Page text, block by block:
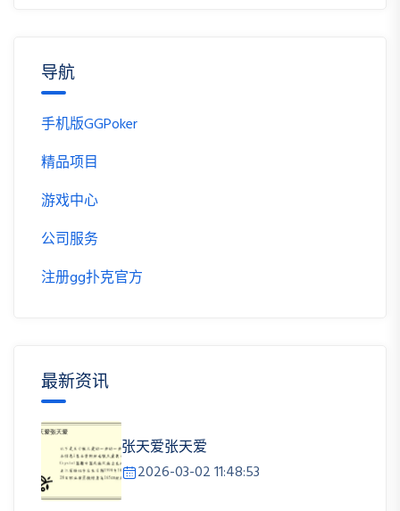
导航
手机版GGPoker
精品项目
游戏中心
公司服务
注册gg扑克官方
最新资讯
张天爱张天爱
2026-03-02 11:48:53